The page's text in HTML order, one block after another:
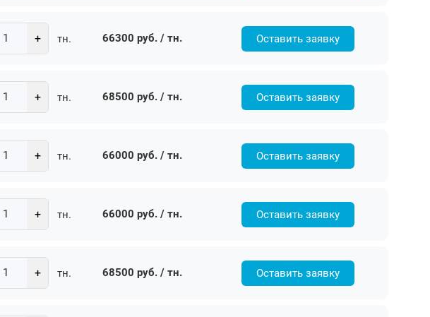
+ тн. 66300 руб. / тн. Оставить заявку
+ тн. 68500 руб. / тн. Оставить заявку
+ тн. 66000 руб. / тн. Оставить заявку
+ тн. 66000 руб. / тн. Оставить заявку
+ тн. 68500 руб. / тн. Оставить заявку